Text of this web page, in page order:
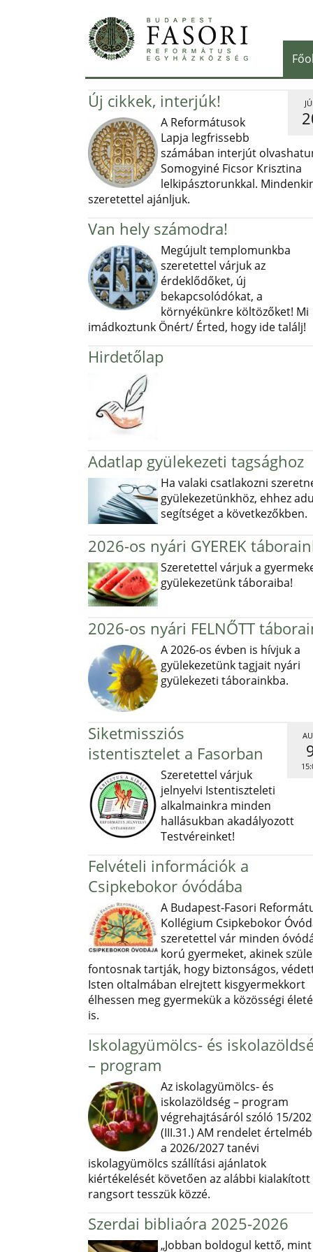
Új cikkek, interjúk!
A Reformátusok
Lapja legfrissebb
számában interjút
Somogyiné Ficsor Krisztina
lelkipásztorunkkal.
szeretettel ajánljuk.
Van hely számodra!
Megújult templomunkba
szeretettel várjuk az
érdeklődőket, új
bekapcsolódókat, a
környékünkre költözőket! Mi
imádkoztunk Önért/ Érted, hogy ide találj!
Hirdetőlap
Adatlap gyülekezeti tagsághoz
Ha valaki csatlakozni
gyülekezetünkhöz, ehhez
segítséget a következőkben.
2026-os nyári GYEREK
Szeretettel várjuk a
gyülekezetünk táboraiba!
2026-os nyári FELNŐTT
A 2026-os évben is hívjuk a
gyülekezetünk tagjait nyári
gyülekezeti táborainkba.
Siketmissziós
istentisztelet a Fasorban
Szeretettel várjuk
jelnyelvi Istentiszteleti
alkalmainkra minden
hallásukban akadályozott
Testvéreinket!
Felvételi információk a
Csipkebokor óvódába
A Budapest-Fasori
Kollégium Csipkebokor
szeretettel vár minden
korú gyermeket, akinek
fontosnak tartják, hogy biztonságos,
Isten oltalmában elrejtett kisgyermekkort
élhessen meg gyermekük a közösségi
is.
Iskolagyümölcs- és
– program
Az iskolagyümölcs- és
iskolazöldség – program
végrehajtásáról szóló 15/
(III.31.) AM rendelet
a 2026/2027 tanévi
iskolagyümölcs szállítási ajánlatok
kiértékelését követően az alábbi kialakított
rangsort tesszük közzé.
Szerdai bibliaóra 2025-2026
„Jobban boldogul kettő, mint